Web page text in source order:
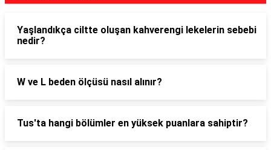
Yaşlandıkça ciltte oluşan kahverengi lekelerin sebebi
nedir?
W ve L beden ölçüsü nasıl alınır?
Tus'ta hangi bölümler en yüksek puanlara sahiptir?